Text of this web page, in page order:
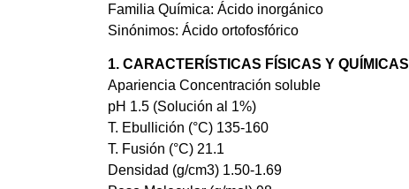
Familia Química: Ácido inorgánico
Sinónimos: Ácido ortofosfórico
1. CARACTERÍSTICAS FÍSICAS Y QUÍMICAS
Apariencia Concentración soluble
pH 1.5 (Solución al 1%)
T. Ebullición (°C) 135-160
T. Fusión (°C) 21.1
Densidad (g/cm3) 1.50-1.69